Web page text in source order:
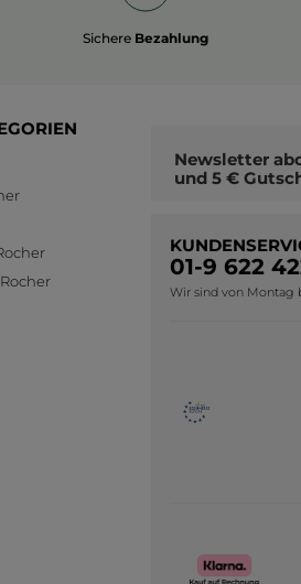
Sichere Bezahlung
Newsletter
und 5 €
01-9 622
Wir sind von Montag